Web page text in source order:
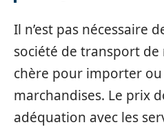
Il n’est pas nécessaire
société de transport
chère pour importer
marchandises. Le prix
adéquation avec les